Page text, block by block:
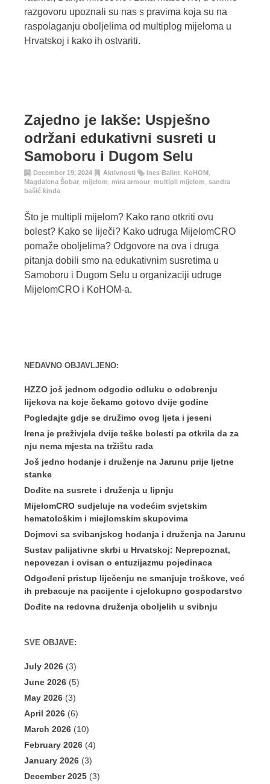
razgovoru upoznali su nas s pravima koja su na
raspolaganju oboljelima od multiplog mijeloma u
Hrvatskoj i kako ih ostvariti.
Zajedno je lakše: Uspješno
održani edukativni susreti u
Samoboru i Dugom Selu
December 19, 2024 Aktivnosti Ines Balint KoHOM
Magdalena Šobar mijelom mira armour multipli mijelom sandra
bašić kinda
Što je multipli mijelom? Kako rano otkriti ovu
bolest? Kako se liječi? Kako udruga MijelomCRO
pomaže oboljelima? Odgovore na ova i druga
pitanja dobili smo na edukativnim susretima u
Samoboru i Dugom Selu u organizaciji udruge
MijelomCRO i KoHOM-a.
NEDAVNO OBJAVLJENO:
HZZO još jednom odgodio odluku o odobrenju
lijekova na koje čekamo gotovo dvije godine
Pogledajte gdje se družimo ovog ljeta i jeseni
Irena je preživjela dvije teške bolesti pa otkrila da za
nju nema mjesta na tržištu rada
Još jedno hodanje i druženje na Jarunu prije ljetne
stanke
Dođite na susrete i druženja u lipnju
MijelomCRO sudjeluje na vodećim svjetskim
hematološkim i miejlomskim skupovima
Dojmovi sa svibanjskog hodanja i druženja na Jarunu
Sustav palijativne skrbi u Hrvatskoj: Neprepoznat,
nepovezan i ovisan o entuzijazmu pojedinaca
Odgođeni pristup liječenju ne smanjuje troškove, već
ih prebacuje na pacijente i cjelokupno gospodarstvo
Dođite na redovna druženja oboljelih u svibnju
SVE OBJAVE:
July 2026 (3)
June 2026 (5)
May 2026 (3)
April 2026 (6)
March 2026 (10)
February 2026 (4)
January 2026 (3)
December 2025 (3)